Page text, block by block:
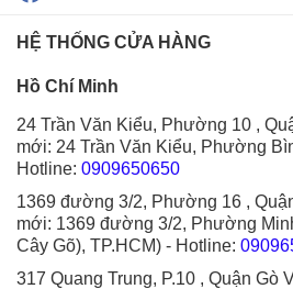
HỆ THỐNG CỬA HÀNG
Hồ Chí Minh
24 Trần Văn Kiểu, Phường 10 ,
mới: 24 Trần Văn Kiểu, Phường
Hotline: 0909650650
1369 đường 3/2, Phường 16 ,
mới: 1369 đường 3/2, Phường
Cây Gõ), TP.HCM) - Hotline:
317 Quang Trung, P.10 , Quận Gò